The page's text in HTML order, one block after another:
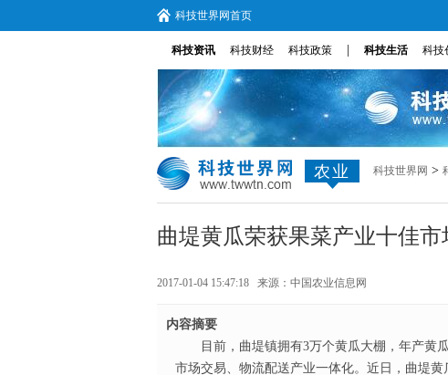
科技世界网首页
科技资讯 科技财经 科技政策 科技生活 科技
农业 科技世界网 >
曲堤黄瓜荣获果菜产业十佳
2017-01-04 15:47:18 来源： 中国农业信息网
内容摘要
目前，曲堤镇拥有3万个黄瓜大棚，年产黄
市场交易、物流配送产业一体化。近日，曲堤黄